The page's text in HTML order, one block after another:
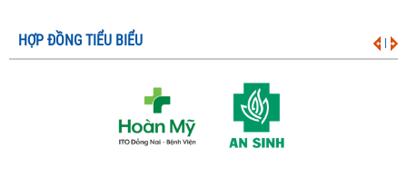
HỢP ĐỒNG TIỂU BIỂU |